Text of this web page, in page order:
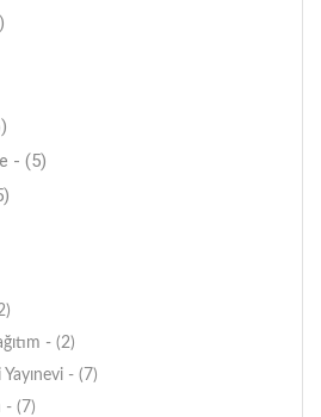
- (5)
- (3)
- (3)
(2)
- (2)
- (7)
- (7)